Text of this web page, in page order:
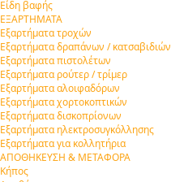
Είδη βαφής
ΕΞΑΡΤΗΜΑΤΑ
Εξαρτήματα τροχών
Εξαρτήματα δραπάνων / κατσαβιδιών
Εξαρτήματα πιστολέτων
Εξαρτήματα ρούτερ / τρίμερ
Εξαρτήματα αλοιφαδόρων
Εξαρτήματα χορτοκοπτικών
Εξαρτήματα δισκοπρίονων
Εξαρτήματα ηλεκτροσυγκόλλησης
Εξαρτήματα για κολλητήρια
ΑΠΟΘΗΚΕΥΣΗ & ΜΕΤΑΦΟΡΑ
Κήπος